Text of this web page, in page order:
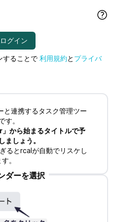
することで 利用規約と プライバ
連携するタスク管理ツー
す。
から始まるタイトルで予
ましょう。
るとrcalが自動でリスケし
。
ダーを選択